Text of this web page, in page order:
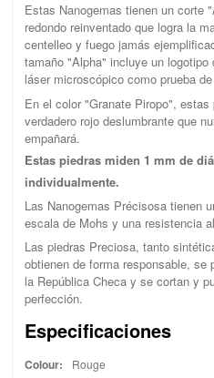
Estas Nanogemas tienen un corte
redondo reinventado que logra la
centelleo y fuego jamás
tamaño "Alpha" incluye un logotipo
láser microscópico como prueba
En el color "Granate Piropo",
verdadero rojo deslumbrante que
empañará.
Estas piedras miden 1 mm de
individualmente.
Las Nanogemas Précisosa tienen
escala de Mohs y una resistencia
Las piedras Preciosa, tanto
obtienen de forma responsable, se
la República Checa y se cortan y
perfección.
Especificaciones
Colour: Rouge